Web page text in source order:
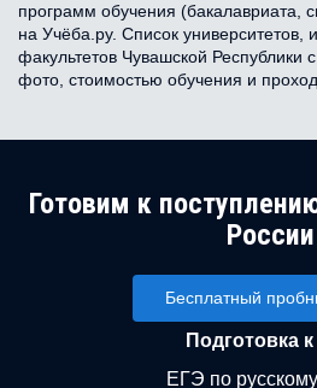
программ обучения (бакалавриата,
на Учёба.ру. Список университетов,
факультетов Чувашской Республики
фото, стоимостью обучения и
Готовим к
России
Бесплатный
Подготовка
ЕГЭ по